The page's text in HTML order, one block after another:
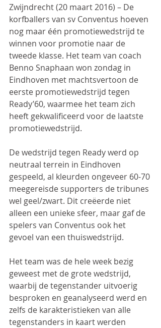
Zwijndrecht (20 maart 2016) – De
korfballers van sv Conventus hoeven
nog maar één promotiewedstrijd te
winnen voor promotie naar de
tweede klasse. Het team van coach
Benno Snaphaan won zondag in
Eindhoven met machtsvertoon de
eerste promotiewedstrijd tegen
Ready’60, waarmee het team zich
heeft gekwalificeerd voor de laatste
promotiewedstrijd.
De wedstrijd tegen Ready werd op
neutraal terrein in Eindhoven
gespeeld, al kleurden ongeveer 60-70
meegereisde supporters de tribunes
wel geel/zwart. Dit creëerde niet
alleen een unieke sfeer, maar gaf de
spelers van Conventus ook het
gevoel van een thuiswedstrijd.
Het team was de hele week bezig
geweest met de grote wedstrijd,
waarbij de tegenstander uitvoerig
besproken en geanalyseerd werd en
zelfs de karakteristieken van alle
tegenstanders in kaart werden